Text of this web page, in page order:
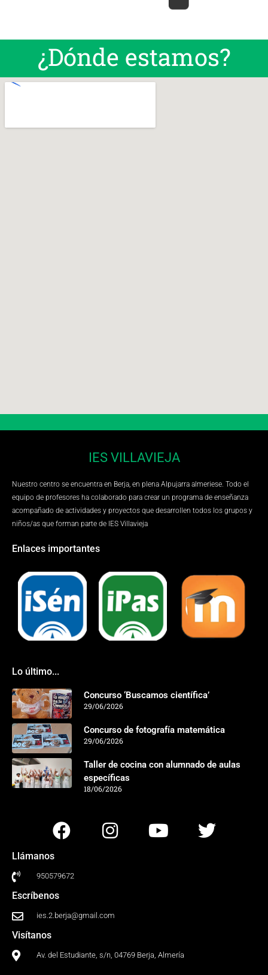
¿Dónde estamos?
IES VILLAVIEJA
Nuestro centro se encuentra en Berja, en plena Alpujarra almeriese. Todo el
equipo de profesores ha colaborado para crear un programa de enseñanza
acompañado de actividades y proyectos que desarrollen todos los grupos y
niños/as que forman parte de IES Villavieja
Enlaces importantes
Lo último...
Concurso ‘Buscamos científica’
29/06/2026
Concurso de fotografía matemática
29/06/2026
Taller de cocina con alumnado de aulas
específicas
18/06/2026
Llámanos
950579672
Escríbenos
ies.2.berja@gmail.com
Visítanos
Av. del Estudiante, s/n, 04769 Berja, Almería